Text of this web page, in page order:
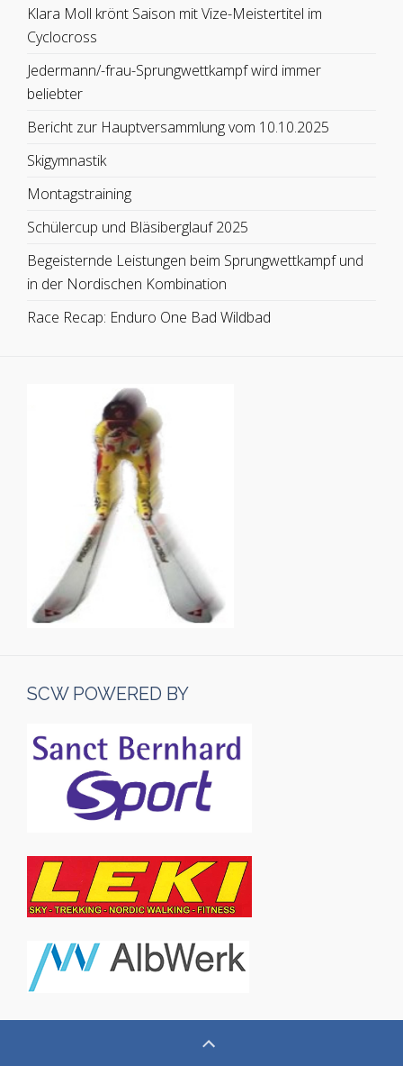
Klara Moll krönt Saison mit Vize-Meistertitel im
Cyclocross
Jedermann/-frau-Sprungwettkampf wird immer
beliebter
Bericht zur Hauptversammlung vom 10.10.2025
Skigymnastik
Montagstraining
Schülercup und Bläsiberglauf 2025
Begeisternde Leistungen beim Sprungwettkampf und
in der Nordischen Kombination
Race Recap: Enduro One Bad Wildbad
SCW POWERED BY